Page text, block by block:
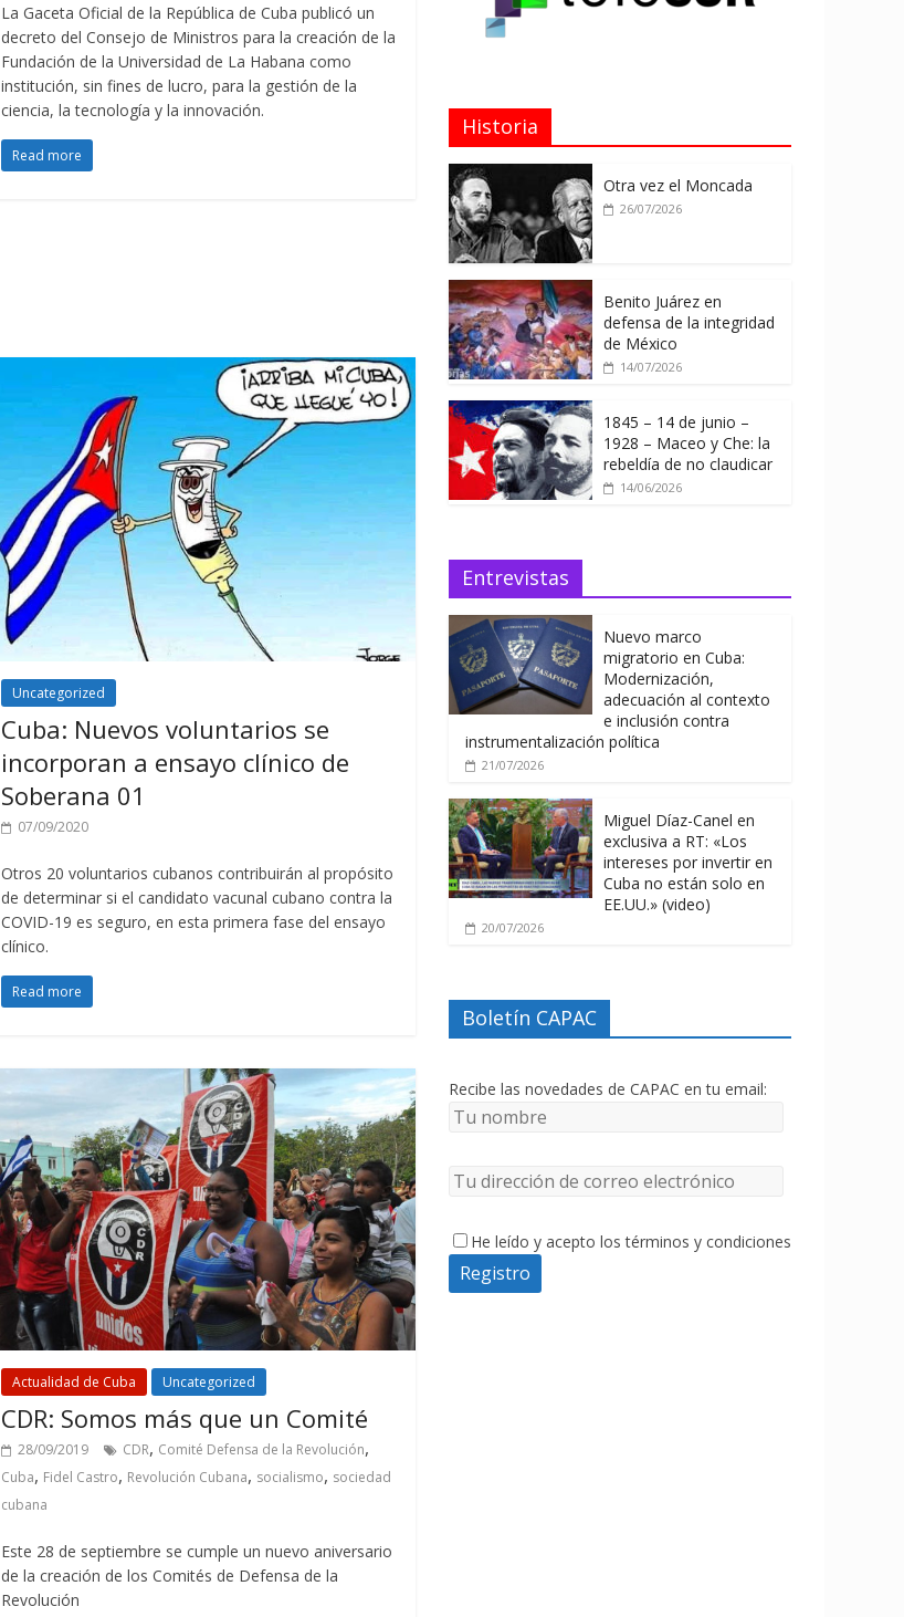
La Gaceta Oficial de la República de Cuba publicó un
decreto del Consejo de Ministros para la creación de la
Fundación de la Universidad de La Habana como
institución, sin fines de lucro, para la gestión de la
ciencia, la tecnología y la innovación.
Read more
Uncategorized
Cuba: Nuevos voluntarios se
incorporan a ensayo clínico de
Soberana 01
07/09/2020
Otros 20 voluntarios cubanos contribuirán al propósito
de determinar si el candidato vacunal cubano contra la
COVID-19 es seguro, en esta primera fase del ensayo
clínico.
Read more
Actualidad de Cuba Uncategorized
CDR: Somos más que un Comité
28/09/2019 CDR, Comité Defensa de la Revolución,
Cuba, Fidel Castro, Revolución Cubana, socialismo, sociedad
cubana
Este 28 de septiembre se cumple un nuevo aniversario
de la creación de los Comités de Defensa de la
Revolución
Historia
Otra vez el Moncada
26/07/2026
Benito Juárez en
defensa de la integridad
de México
14/07/2026
1845 – 14 de junio –
1928 – Maceo y Che: la
rebeldía de no claudicar
14/06/2026
Entrevistas
Nuevo marco
migratorio en Cuba:
Modernización,
adecuación al contexto
e inclusión contra
instrumentalización política
21/07/2026
Miguel Díaz-Canel en
exclusiva a RT: «Los
intereses por invertir en
Cuba no están solo en
EE.UU.» (video)
20/07/2026
Boletín CAPAC
Recibe las novedades de CAPAC en tu email:
He leído y acepto los términos y condiciones